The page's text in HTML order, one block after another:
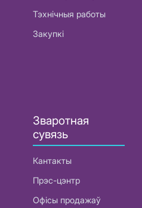
Тэхнічныя работы
Закупкі
Зваротная
сувязь
Кантакты
Прэс-цэнтр
Офісы продажаў